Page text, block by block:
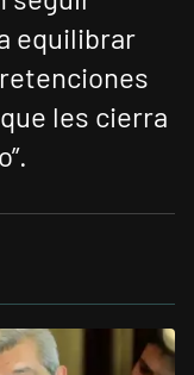
equilibrar
que les cierra